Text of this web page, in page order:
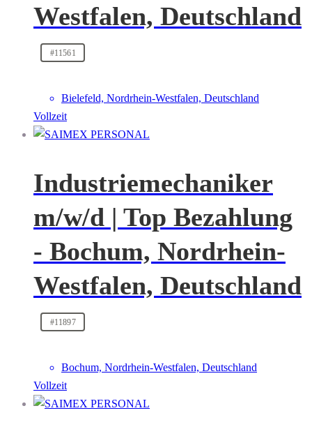
Westfalen, Deutschland
#11561
Bielefeld, Nordrhein-Westfalen, Deutschland
Vollzeit
Industriemechaniker
m/w/d | Top Bezahlung
- Bochum, Nordrhein-
Westfalen, Deutschland
#11897
Bochum, Nordrhein-Westfalen, Deutschland
Vollzeit